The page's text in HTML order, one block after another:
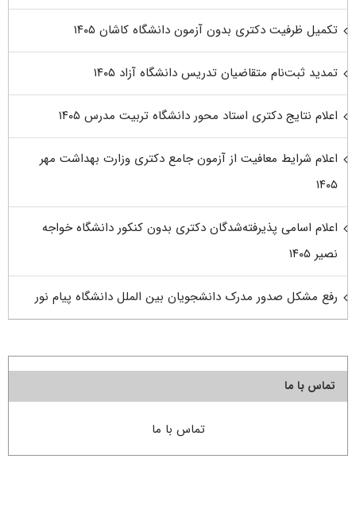
تکمیل ظرفیت دکتری بدون آزمون دانشگاه کاشان ۱۴۰۵
تمدید ثبت‌نام متقاضیان تدریس دانشگاه آزاد ۱۴۰۵
اعلام نتایج دکتری استاد محور دانشگاه تربیت مدرس ۱۴۰۵
اعلام شرایط معافیت از آزمون جامع دکتری وزارت بهداشت مهر
۱۴۰۵
اعلام اسامی پذیرفته‌شدگان دکتری بدون کنکور دانشگاه خواجه
نصیر ۱۴۰۵
رفع مشکل صدور مدرک دانشجویان بین الملل دانشگاه پیام نور
تماس با ما
تماس با ما